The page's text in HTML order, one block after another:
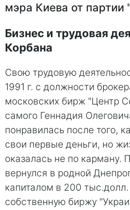
мэра Киева от партии
Бизнес и трудовая
Корбана
Свою трудовую
1991 г. с должности
московских бирж "Центр
самого Геннадия
понравилась после того,
свои первые деньги, но
оказалась не по карману.
вернулся в родной
капиталом в 200
собственную биржу